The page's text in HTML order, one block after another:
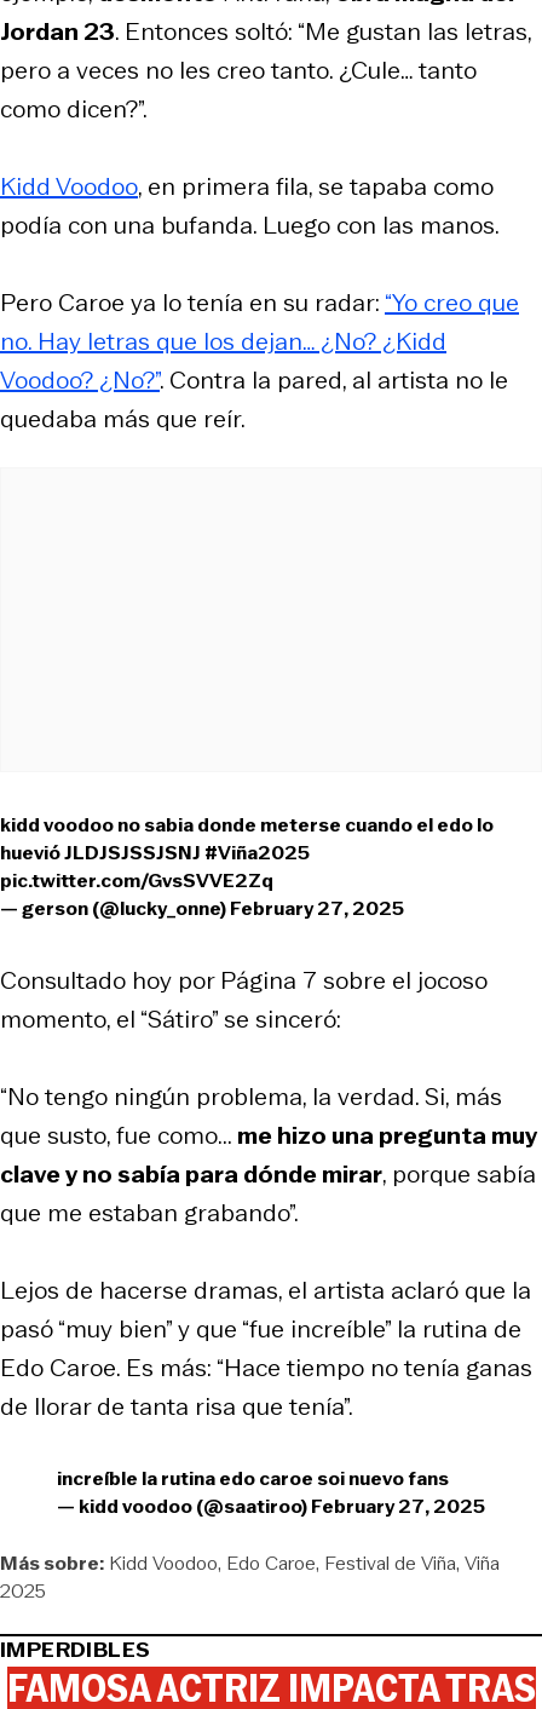
Jordan 23. Entonces soltó: “Me gustan las letras,
pero a veces no les creo tanto. ¿Cule… tanto
como dicen?”.
Kidd Voodoo, en primera fila, se tapaba como
podía con una bufanda. Luego con las manos.
Pero Caroe ya lo tenía en su radar: “Yo creo que
no. Hay letras que los dejan… ¿No? ¿Kidd
Voodoo? ¿No?”. Contra la pared, al artista no le
quedaba más que reír.
kidd voodoo no sabia donde meterse cuando el edo lo
huevió JLDJSJSSJSNJ #Viña2025
pic.twitter.com/GvsSVVE2Zq
— gerson (@lucky_onne)February 27, 2025
Consultado hoy por Página 7 sobre el jocoso
momento, el “Sátiro” se sinceró:
“No tengo ningún problema, la verdad. Si, más
que susto, fue como... me hizo una pregunta muy
clave y no sabía para dónde mirar, porque sabía
que me estaban grabando”.
Lejos de hacerse dramas, el artista aclaró que la
pasó “muy bien” y que “fue increíble” la rutina de
Edo Caroe. Es más: “Hace tiempo no tenía ganas
de llorar de tanta risa que tenía”.
increíble la rutina edo caroe soi nuevo fans
— kidd voodoo (@saatiroo)February 27, 2025
Más sobre: Kidd Voodoo Edo Caroe Festival de Viña Viña
2025
IMPERDIBLES
FAMOSA ACTRIZ IMPACTA TRAS